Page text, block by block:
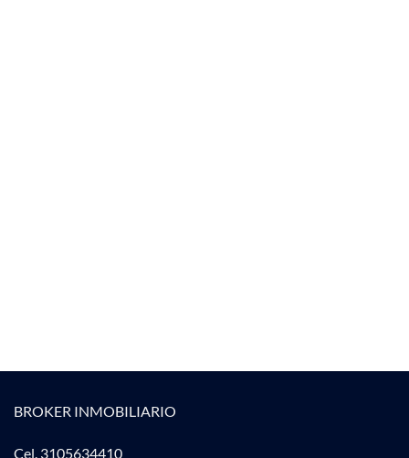
BROKER INMOBILIARIO
Cel. 3105634410